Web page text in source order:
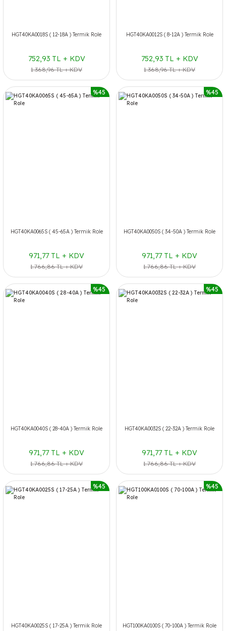
HGT40KA0018S ( 12-18A ) Termik Role
752,93 TL + KDV
1.368,96 TL + KDV
HGT40KA0012S ( 8-12A ) Termik Role
752,93 TL + KDV
1.368,96 TL + KDV
%45
HGT40KA0065S ( 45-65A ) Termik Role
971,77 TL + KDV
1.766,86 TL + KDV
%45
HGT40KA0050S ( 34-50A ) Termik Role
971,77 TL + KDV
1.766,86 TL + KDV
%45
HGT40KA0040S ( 28-40A ) Termik Role
971,77 TL + KDV
1.766,86 TL + KDV
%45
HGT40KA0032S ( 22-32A ) Termik Role
971,77 TL + KDV
1.766,86 TL + KDV
%45
HGT40KA0025S ( 17-25A ) Termik Role
%45
HGT100KA0100S ( 70-100A ) Termik Role